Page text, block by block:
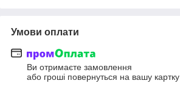
Умови оплати
Ви отримаєте замовлення
або гроші повернуться на вашу картку